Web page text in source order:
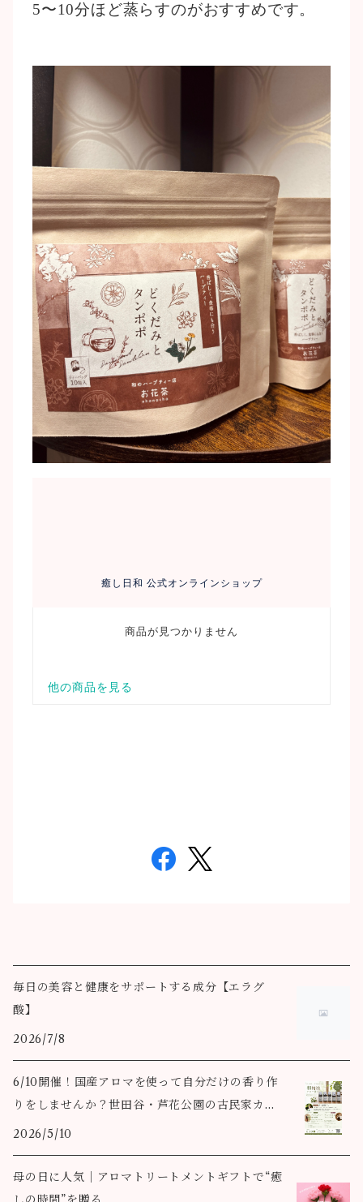
5〜10分ほど蒸らすのがおすすめです。
毎日の美容と健康をサポートする成分【エラグ
酸】
2026/7/8
6/10開催！国産アロマを使って自分だけの香り作
りをしませんか？世田谷・芦花公園の古民家カフ
ェで
2026/5/10
母の日に人気｜アロマトリートメントギフトで“癒